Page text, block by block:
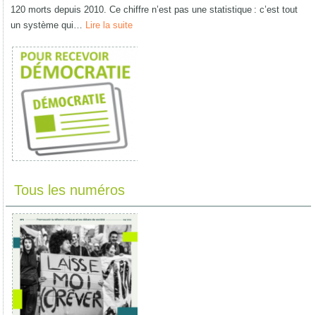
120 morts depuis 2010. Ce chiffre n’est pas une statistique : c’est tout
un système qui… Lire la suite
Tous les numéros